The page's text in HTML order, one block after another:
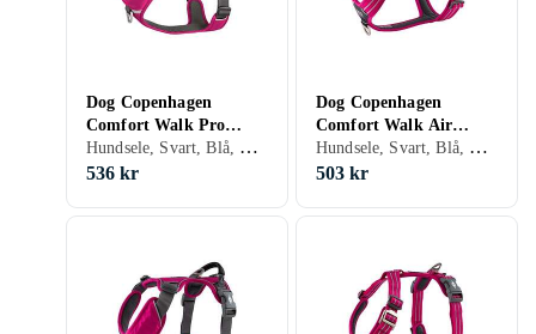
Dog Copenhagen
Comfort Walk Pro
Harness S
Hundsele, Svart, Blå, Röd, Orange, Grön, Rosa, Lila, Hundar
536 kr
Dog Copenhagen
Comfort Walk Air
Harness XL
Hundsele, Svart, Blå, Röd, Orange, Grön, Rosa, Lila, Hundar
503 kr